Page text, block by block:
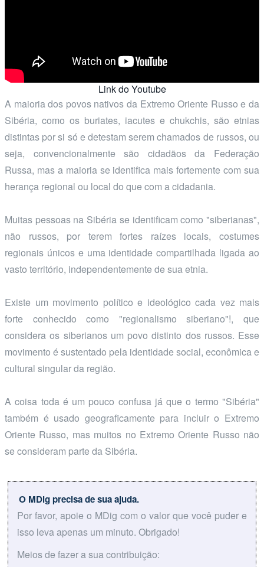
Link do Youtube
A maioria dos povos nativos da Extremo Oriente Russo e da
Sibéria, como os buriates, iacutes e chukchis, são etnias
distintas por si só e detestam serem chamados de russos, ou
seja, convencionalmente são cidadãos da Federação
Russa, mas a maioria se identifica mais fortemente com sua
herança regional ou local do que com a cidadania.
Muitas pessoas na Sibéria se identificam como "siberianas",
não russos, por terem fortes raízes locais, costumes
regionais únicos e uma identidade compartilhada ligada ao
vasto território, independentemente de sua etnia.
Existe um movimento político e ideológico cada vez mais
forte conhecido como "regionalismo siberiano"!, que
considera os siberianos um povo distinto dos russos. Esse
movimento é sustentado pela identidade social, econômica e
cultural singular da região.
A coisa toda é um pouco confusa já que o termo "Sibéria"
também é usado geograficamente para incluir o Extremo
Oriente Russo, mas muitos no Extremo Oriente Russo não
se consideram parte da Sibéria.
O MDig precisa de sua ajuda.
Por favor, apoie o MDig com o valor que você puder e
isso leva apenas um minuto. Obrigado!
Meios de fazer a sua contribuição: